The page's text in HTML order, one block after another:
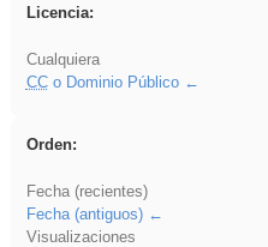
Licencia:
Cualquiera
CCo Dominio Público
Orden:
Fecha (recientes)
Fecha (antiguos)
Visualizaciones